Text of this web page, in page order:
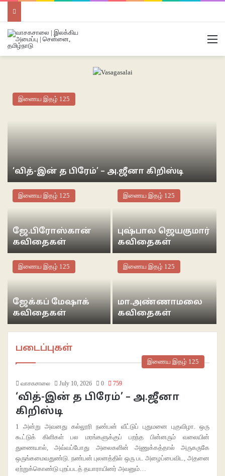
இணைய இதழ் 125
‘வித்-இன் த பிரேம்’ – அ.ஜீனா கிறிஸ்டி
இணைய இதழ் 125
ஜே.பிரோஸ்கான்
கவிதைகள்
இணைய இதழ் 125
புஷ்பால ஜெயகுமார்
கவிதைகள்
இணைய இதழ் 125
ஜேக்கப் மேஷாக்
கவிதைகள்
இணைய இதழ் 125
மா.அண்ணாமலை
கவிதைகள்
படைப்புகள்
இணைய இதழ் 125
வாசகசாலை July 10, 2026 0 759
‘வித்-இன் த பிரேம்’ – அ.ஜீனா
கிறிஸ்டி
1 அன்று அவனது கல்லூரி நண்பன் வீட்டுப் புதுமனை புகுவிழா. ஒரு
கூட்டுக் கிளிகள் பல மரங்களுக்குப் பறந்த பின்னரும்‌ வலையின்
துணையால், அவ்வப்போது அலைகளின் அணுக்கத்தால் அருகருகே
ஒருங்கமைவதுண்டு. நண்பன் புலனத்தில் ஒரு பட அழைப்பைவிட, அதனை
ஏற்றுக்கொண்டு புறப்படத் தயாராயினர் அவனும்…